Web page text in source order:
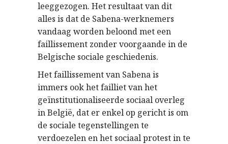
leeggezogen. Het resultaat van dit
alles is dat de Sabena-werknemers
vandaag worden beloond met een
faillissement zonder voorgaande in de
Belgische sociale geschiedenis.
Het faillissement van Sabena is
immers ook het failliet van het
geïnstitutionaliseerde sociaal overleg
in België, dat er enkel op gericht is om
de sociale tegenstellingen te
verdoezelen en het sociaal protest in te